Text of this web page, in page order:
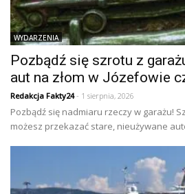
WYDARZENIA
Pozbądź się szrotu z
aut na złom w Józefowie
Redakcja Fakty24- 1 sierpnia, 2026
Pozbądź się nadmiaru rzeczy w garażu!
możesz przekazać stare, nieużywane